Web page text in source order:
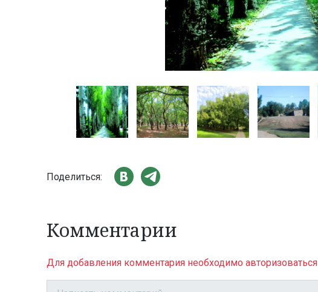
Поделиться:
Комментарии
Для добавления комментария необходимо авторизоваться